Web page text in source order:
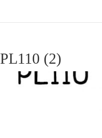
PL110 (2)